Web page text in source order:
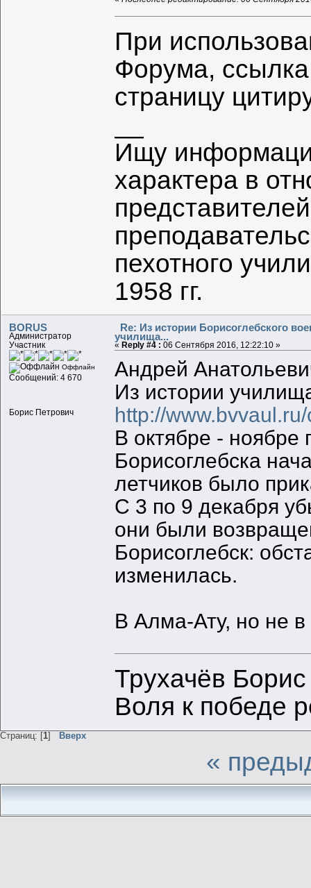
При
Форума,
страницу
Ищу
характера в
пехотного
1958 гг.
BORUS
Администратор
Участник
Оффлайн
Сообщений: 4 670
Борис Петрович
Re: Из истории Борисоглебского
училища...
«Reply #4 : 06 Сентября 2016, 12:22:10 »
Андрей
Из истории
http://
В октябре -
Борисоглебска
летчиков было
С 3 по 9 декабря
они были
Борисоглебск:
изменилась.
В Алма-Ату, но не
Трухачёв
Воля к победе
Страниц: [1] Вверх
«